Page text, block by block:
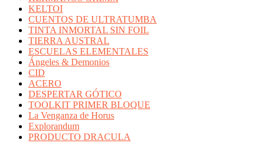
KELTOI
CUENTOS DE ULTRATUMBA
TINTA INMORTAL SIN FOIL
TIERRA AUSTRAL
ESCUELAS ELEMENTALES
Ángeles & Demonios
CID
ACERO
DESPERTAR GÓTICO
TOOLKIT PRIMER BLOQUE
La Venganza de Horus
Explorandum
PRODUCTO DRACULA